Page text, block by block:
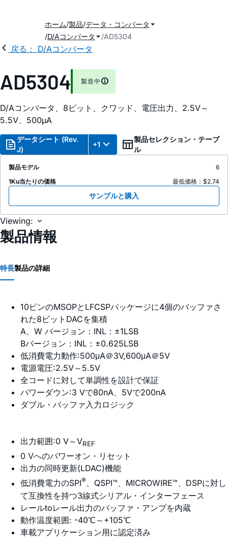
ホーム 製品 データ・コンバータ
D/Aコンバータ
AD5304
戻る： D/Aコンバータ
AD5304 製造中
D/Aコンバータ、8ビット、クワッド、電圧出力、2.5V～
5.5V、500µA
データシート (Rev.
J)
+1
製品セレクション・テーブ
ル
製品モデル
6
1Ku当たりの価格
最低価格：$2.74
サンプルと購入
Viewing:
製品情報
特長製品の詳細
10ピンのMSOPとLFCSPパッケージに4個のバッファさ
れた8ビットDACを集積
A、W バージョン：INL：±1LSB
Bバージョン：INL：±0.625LSB
低消費電力動作:500μA＠3V,600μA＠5V
電源電圧:2.5V～5.5V
全コードに対して単調性を設計で保証
パワーダウン:3 Vで80nA、5Vで200nA
ダブル・バッファ入力ロジック
出力範囲:0 V～VREF
0 Vへのパワーオン・リセット
出力の同時更新(LDAC)機能
低消費電力のSPI®、QSPI™、MICROWIRE™、DSPに対し
て互換性を持つ3線式シリアル・インターフェース
レールtoレール出力のバッファ・アンプを内蔵
動作温度範囲: -40℃～+105℃
車載アプリケーション用に認定済み